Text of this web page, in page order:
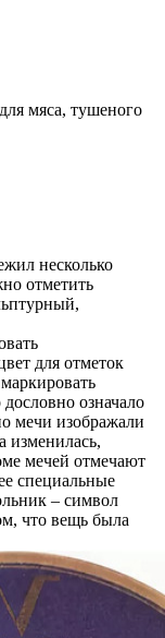
мяса, тушеного
несколько
отметить
для отметок
означало
мечи изображали
изменилась,
мечей отмечают
специальные
– символ
что вещь была